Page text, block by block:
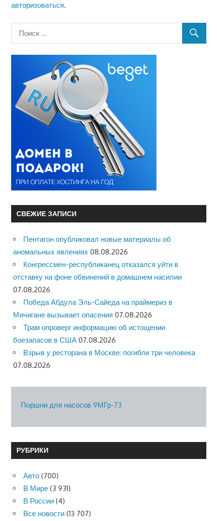
авторизоваться.
СВЕЖИЕ ЗАПИСИ
Пентагон опубликовал новые материалы об
аномальных явлениях 08.08.2026
Конгрессмен-республиканец отказался уйти в
отставку на фоне обвинений в домашнем насилии
07.08.2026
Победа Абдула Эль-Сайеда на праймериз в
Мичигане вызывает опасения 07.08.2026
Трам опроверг информацию об истощении
боезапасов в США 07.08.2026
Взрыв у ресторана в Москве: погибли три человека
07.08.2026
Поршни для насосов 9МГр-73
РУБРИКИ
Авто (700)
В Мире (3 931)
В России (4)
Все новости (13 707)